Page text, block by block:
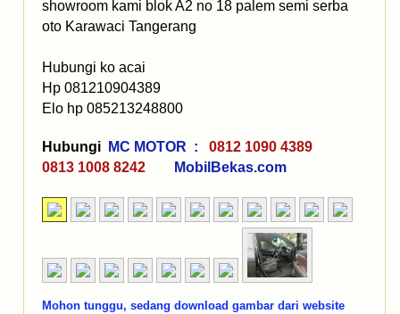
showroom kami blok A2 no 18 palem semi serba
oto Karawaci Tangerang
Hubungi ko acai
Hp 081210904389
Elo hp 085213248800
Hubungi MC MOTOR :
0812 1090 4389
0813 1008 8242
MobilBekas.com
Mohon tunggu, sedang download gambar dari website